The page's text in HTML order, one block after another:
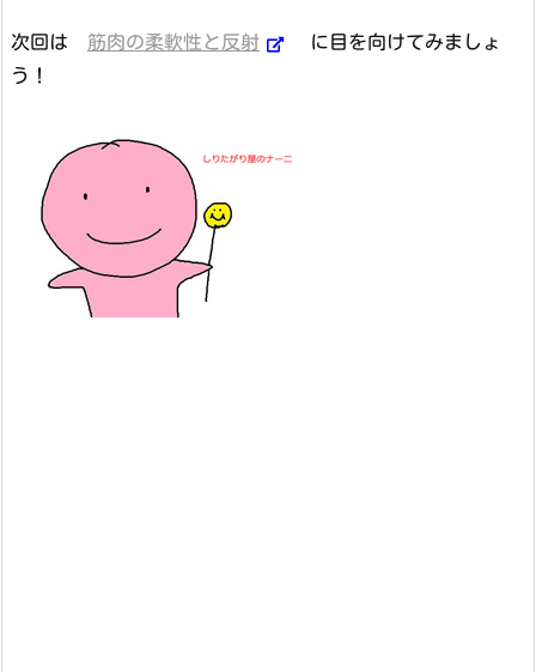
次回は 筋肉の柔軟性と反射
に目を向けてみましょ
う！